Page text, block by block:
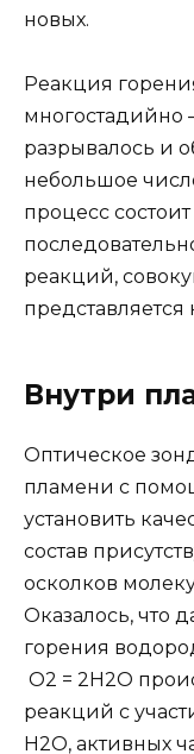
новых.
Реакция
многостадийно
разрывалось и
небольшое
процесс
реакций,
Внутри
Оптическое
пламени с
установить
состав
осколков
Оказалось, что
горения
О2 = 2Н2О
реакций с
Н2О, активных